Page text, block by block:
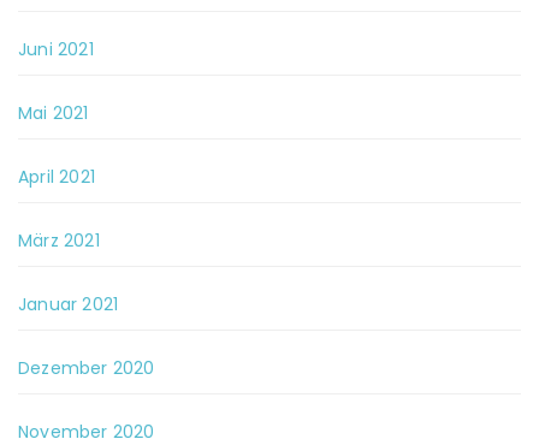
Juni 2021
Mai 2021
April 2021
März 2021
Januar 2021
Dezember 2020
November 2020